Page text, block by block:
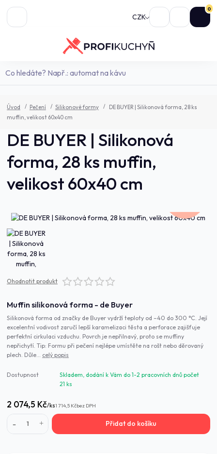
CZK
0
Úvod Pečení Silikonové formy
DE BUYER | Silikonová forma, 28 ks
muffin, velikost 60x40 cm
DE BUYER | Silikonová
forma, 28 ks muffin,
velikost 60x40 cm
Ohodnotit produkt
Muffin silikonová forma - de Buyer
Silikonová forma od značky de Buyer vydrží teploty od –40 do 300 °C. Její
excelentní vodivost zaručí lepší karamelizaci těsta a perforace zajišťuje
perfektní cirkulaci vzduchu. Povrch je nepřilnavý, proto se muffiny
nepřichytí. Tip: Formu při pečení nejlépe umístěte na rošt nebo děrovaný
plech. Důle... celý popis
Dostupnost
Skladem, dodání k Vám do 1-2 pracovních dnů počet
21 ks
2 074,5 Kč/ks1 714,5 Kčbez DPH
Přidat do košíku